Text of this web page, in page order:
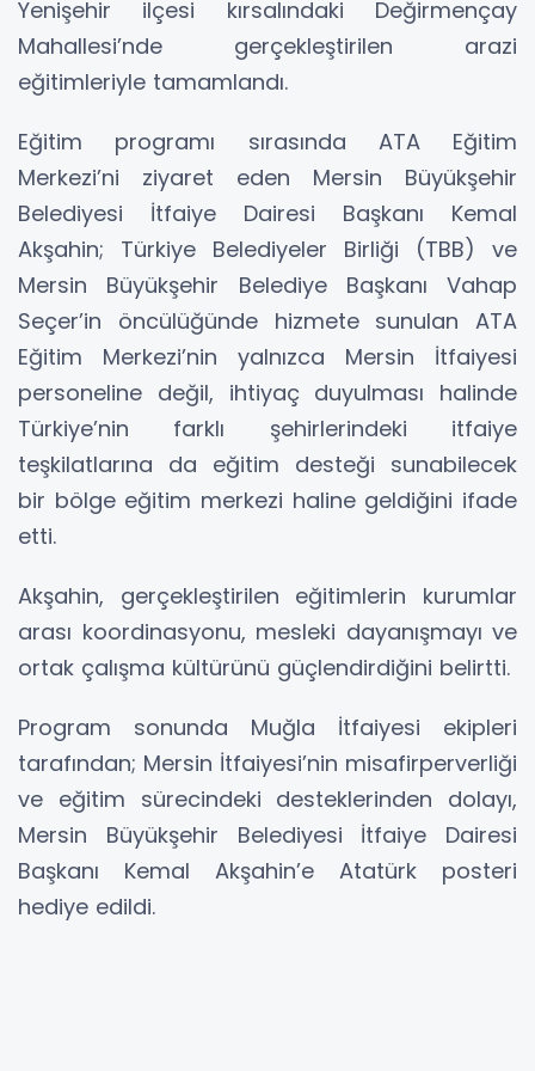
Yenişehir ilçesi kırsalındaki Değirmençay
Mahallesi’nde gerçekleştirilen arazi
eğitimleriyle tamamlandı.
Eğitim programı sırasında ATA Eğitim
Merkezi’ni ziyaret eden Mersin Büyükşehir
Belediyesi İtfaiye Dairesi Başkanı Kemal
Akşahin; Türkiye Belediyeler Birliği (TBB) ve
Mersin Büyükşehir Belediye Başkanı Vahap
Seçer’in öncülüğünde hizmete sunulan ATA
Eğitim Merkezi’nin yalnızca Mersin İtfaiyesi
personeline değil, ihtiyaç duyulması halinde
Türkiye’nin farklı şehirlerindeki itfaiye
teşkilatlarına da eğitim desteği sunabilecek
bir bölge eğitim merkezi haline geldiğini ifade
etti.
Akşahin, gerçekleştirilen eğitimlerin kurumlar
arası koordinasyonu, mesleki dayanışmayı ve
ortak çalışma kültürünü güçlendirdiğini belirtti.
Program sonunda Muğla İtfaiyesi ekipleri
tarafından; Mersin İtfaiyesi’nin misafirperverliği
ve eğitim sürecindeki desteklerinden dolayı,
Mersin Büyükşehir Belediyesi İtfaiye Dairesi
Başkanı Kemal Akşahin’e Atatürk posteri
hediye edildi.